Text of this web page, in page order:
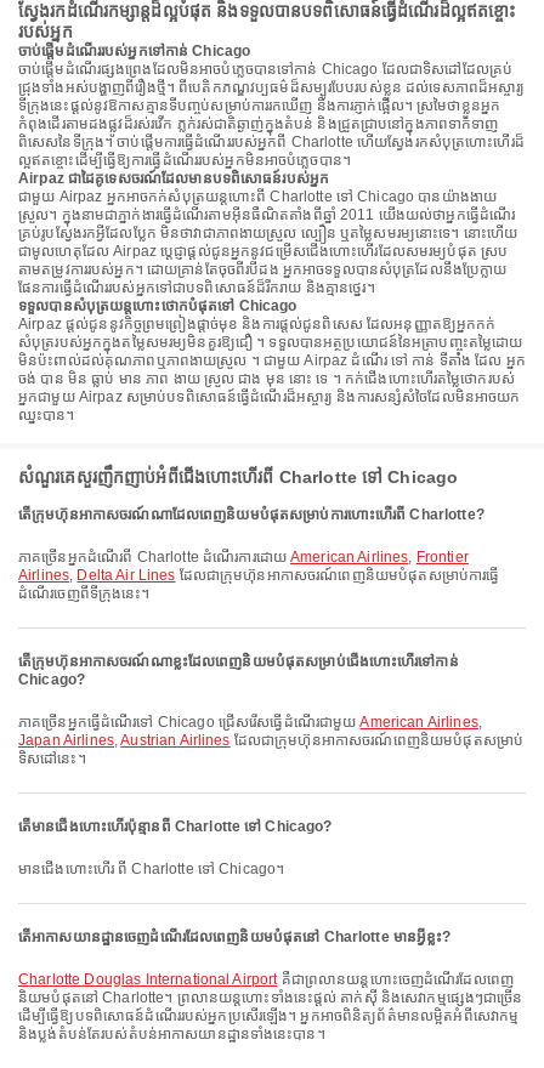
ស្វែងរកដំណើរកម្សាន្តដ៏ល្អបំផុត និងទទួលបានបទពិសោធន៍ធ្វើដំណើរដ៏ល្អឥតខ្ចោះ
របស់អ្នក
ចាប់ផ្តើមដំណើររបស់អ្នកទៅកាន់ Chicago
ចាប់ផ្តើមដំណើរផ្សងព្រេងដែលមិនអាចបំភ្លេចបានទៅកាន់ Chicago ដែលជាទិសដៅដែលគ្រប់
ជ្រុងទាំងអស់បង្ហាញពីរឿងថ្មី។ ពីបេតិកភណ្ឌវប្បធម៌ដ៏សម្បូរបែបរបស់ខ្លួន ដល់ទេសភាពដ៏អស្ចារ្យ
ទីក្រុងនេះផ្តល់នូវឱកាសគ្មានទីបញ្ចប់សម្រាប់ការរកឃើញ និងការភ្ញាក់ផ្អើល។ ស្រមៃថាខ្លួនអ្នក
កំពុងដើរតាមដងផ្លូវដ៏រស់រវើក ភ្លក់រស់ជាតិឆ្ងាញ់ក្នុងតំបន់ និងជ្រួតជ្រាបនៅក្នុងភាពទាក់ទាញ
ពិសេសនៃទីក្រុង។ ចាប់ផ្តើមការធ្វើដំណើររបស់អ្នកពី Charlotte ហើយស្វែងរកសំបុត្រហោះហើរដ៏
ល្អឥតខ្ចោះដើម្បីធ្វើឱ្យការធ្វើដំណើររបស់អ្នកមិនអាចបំភ្លេចបាន។
Airpaz ជាដៃគូទេសចរណ៍ដែលមានបទពិសោធន៍របស់អ្នក
ជាមួយ Airpaz អ្នកអាចកក់សំបុត្រយន្តហោះពី Charlotte ទៅ Chicago បានយ៉ាងងាយ
ស្រួល។ ក្នុងនាមជាភ្នាក់ងារធ្វើដំណើរតាមអ៊ីនធឺណិតតាំងពីឆ្នាំ 2011 យើងយល់ថាអ្នកធ្វើដំណើរ
គ្រប់រូបស្វែងរកអ្វីដែលប្លែក មិនថាវាជាភាពងាយស្រួល ល្បឿន ឬតម្លៃសមរម្យនោះទេ។ នោះហើយ
ជាមូលហេតុដែល Airpaz ប្តេជ្ញាផ្តល់ជូនអ្នកនូវជម្រើសជើងហោះហើរដែលសមរម្យបំផុត ស្រប
តាមតម្រូវការរបស់អ្នក។ ដោយគ្រាន់តែចុចពីរបីដង អ្នកអាចទទួលបានសំបុត្រដែលនឹងប្រែក្លាយ
ផែនការធ្វើដំណើររបស់អ្នកទៅជាបទពិសោធន៍ដ៏រីករាយ និងគ្មានថ្នេរ។
ទទួលបានសំបុត្រយន្តហោះថោកបំផុតទៅ Chicago
Airpaz ផ្តល់ជូននូវកិច្ចព្រមព្រៀងផ្តាច់មុខ និងការផ្តល់ជូនពិសេស ដែលអនុញ្ញាតឱ្យអ្នកកក់
សំបុត្ររបស់អ្នកក្នុងតម្លៃសមរម្យមិនគួរឱ្យជឿ ។ ទទួលបានអត្ថប្រយោជន៍នៃអត្រាបញ្ចុះតម្លៃដោយ
មិនប៉ះពាល់ដល់គុណភាពឬភាពងាយស្រួល ។ ជាមួយ Airpaz ដំណើរ ទៅ កាន់ ទីតាំង ដែល អ្នក
ចង់ បាន មិន ធ្លាប់ មាន ភាព ងាយ ស្រួល ជាង មុន នោះ ទេ ។ កក់ជើងហោះហើរតម្លៃថោករបស់
អ្នកជាមួយ Airpaz សម្រាប់បទពិសោធន៍ធ្វើដំណើរដ៏អស្ចារ្យ និងការសន្សំសំចៃដែលមិនអាចយក
ឈ្នះបាន។
សំណួរគេសួរញឹកញាប់អំពីជើងហោះហើរពី Charlotte ទៅ Chicago
តើក្រុមហ៊ុនអាកាសចរណ៍ណាដែលពេញនិយមបំផុតសម្រាប់ការហោះហើរពី Charlotte?
ភាគច្រើនអ្នកដំណើរពី Charlotte ដំណើរការដោយAmerican Airlines, Frontier
Airlines, Delta Air Lines ដែលជាក្រុមហ៊ុនអាកាសចរណ៍ពេញនិយមបំផុតសម្រាប់ការធ្វើ
ដំណើរចេញពីទីក្រុងនេះ។
តើក្រុមហ៊ុនអាកាសចរណ៍ណាខ្លះដែលពេញនិយមបំផុតសម្រាប់ជើងហោះហើរទៅកាន់
Chicago?
ភាគច្រើនអ្នកធ្វើដំណើរទៅ Chicago ជ្រើសរើសធ្វើដំណើរជាមួយAmerican Airlines,
Japan Airlines,Austrian Airlines ដែលជាក្រុមហ៊ុនអាកាសចរណ៍ពេញនិយមបំផុតសម្រាប់
ទិសដៅនេះ។
តើមានជើងហោះហើរប៉ុន្មានពី Charlotte ទៅ Chicago?
មានជើងហោះហើរ ពី Charlotte ទៅ Chicago។
តើអាកាសយានដ្ឋានចេញដំណើរដែលពេញនិយមបំផុតនៅ Charlotte មានអ្វីខ្លះ?
Charlotte Douglas International Airportគឺជាព្រលានយន្តហោះចេញដំណើរដែលពេញ
និយមបំផុតនៅ Charlotte។ ព្រលានយន្តហោះទាំងនេះផ្តល់ តាក់ស៊ី និងសេវាកម្មផ្សេងៗជាច្រើន
ដើម្បីធ្វើឱ្យបទពិសោធន៍ដំណើររបស់អ្នកប្រសើរឡើង។ អ្នកអាចពិនិត្យព័ត៌មានលម្អិតអំពីសេវាកម្ម
និងប្លង់តំបន់តែរបស់តំបន់អាកាសយានដ្ឋានទាំងនេះបាន។